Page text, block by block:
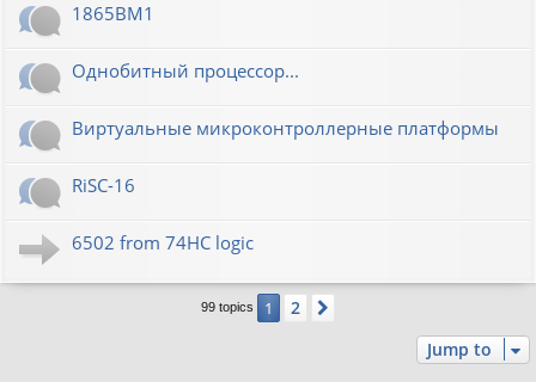
1865ВМ1
Однобитный процессор...
Виртуальные микроконтроллерные платформы
RiSC-16
6502 from 74HC logic
99 topics 1 2
Jump to